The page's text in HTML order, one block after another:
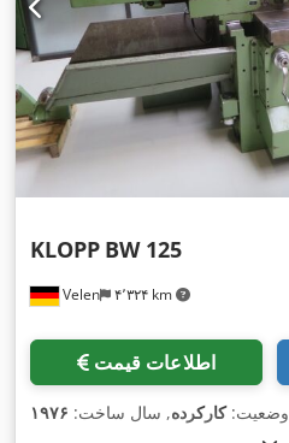
Velen ۴٬۳۲۴ km
KLOPP BW 125
اطلاعات قیمت
وضعیت:کارکرده, سال ساخت: ۱۹۷۶